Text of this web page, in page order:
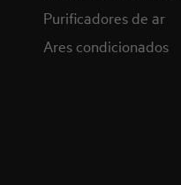
Purificadores de ar
Ares condicionados